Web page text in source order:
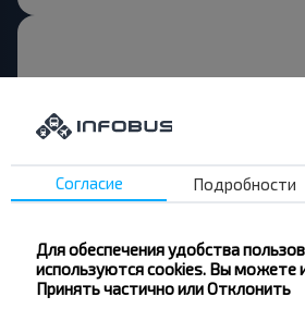
Хотите
путешествовать
дешевле?
Не пропусти специальные
другие интересные
Подпишись на получение
Согласие Подробности
Для обеспечения удобства
используются cookies. Вы можете
Принять частично или Отклонить